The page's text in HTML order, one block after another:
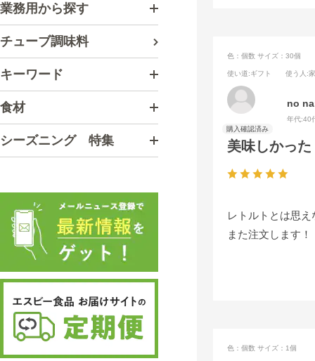
業務用から探す
チューブ調味料
キーワード
食材
シーズニング 特集 美味しかった
色：個数 サイズ：30個
使い道:ギフト 使う人 :
no
年代:40
レトルトとは思
また注文します！
色：個数 サイズ：1個